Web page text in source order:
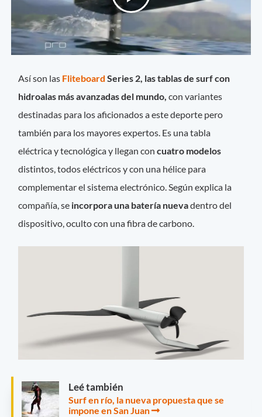
Así son las FliteboardSeries 2, las tablas de surf con
hidroalas más avanzadas del mundo,con variantes
destinadas para los aficionados a este deporte pero
también para los mayores expertos. Es una tabla
eléctrica y tecnológica y llegan concuatro modelos
distintos, todos eléctricos y con una hélice para
complementar el sistema electrónico. Según explica la
compañía, se incorpora una batería nuevadentro del
dispositivo, oculto con una fibra de carbono.
Leé también
Surf en río, la nueva propuesta que se
impone en San Juan